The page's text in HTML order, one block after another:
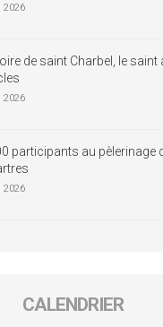
2026
de saint Charbel, le saint
2026
participants au pèlerinage
2026
CALENDRIER